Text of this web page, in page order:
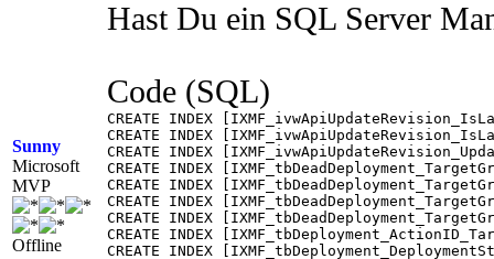
Sunny
Microsoft
MVP
Offline
Hast Du ein SQL Server
Code (SQL)
CREATE INDEX
CREATE INDEX
CREATE INDEX
CREATE INDEX
CREATE INDEX
CREATE INDEX
CREATE INDEX
CREATE INDEX
CREATE INDEX